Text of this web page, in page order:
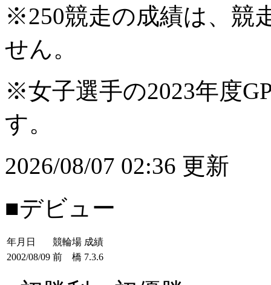
※250競走の成績は、競
せん。
※女子選手の2023年度
す。
2026/08/07 02:36 更新
■デビュー
年月日 競輪場 成績
2002/08/09 前 橋 7.3.6